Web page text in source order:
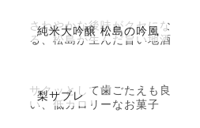
純米大吟醸 松島の吟風
さわやかな後味がクセにな
る、松島が生んだ旨い地酒
梨サブレ
サクッとして歯ごたえも良
い、低カロリーなお菓子